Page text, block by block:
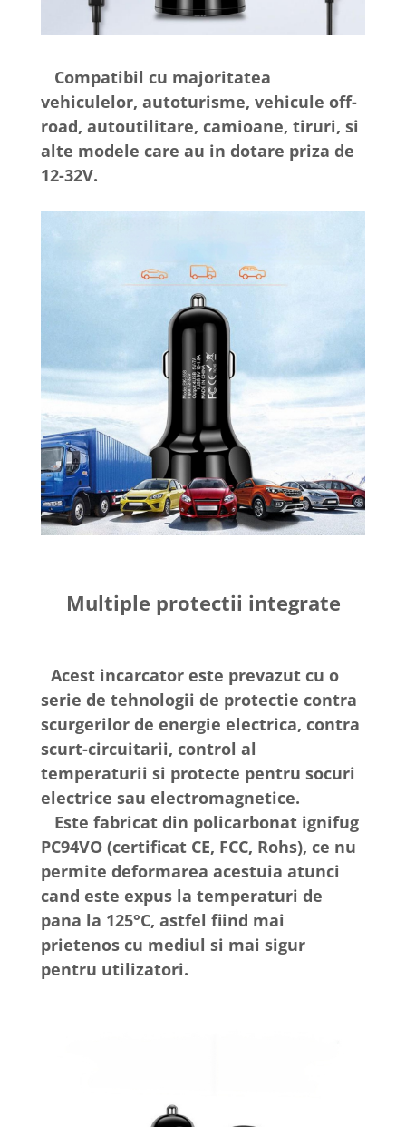
Compatibil cu majoritatea
vehiculelor, autoturisme, vehicule off-
road, autoutilitare, camioane, tiruri, si
alte modele care au in dotare priza de
12-32V.
Multiple protectii integrate
Acest incarcator este prevazut cu o
serie de tehnologii de protectie contra
scurgerilor de energie electrica, contra
scurt-circuitarii, control al
temperaturii si protecte pentru socuri
electrice sau electromagnetice.
Este fabricat din policarbonat ignifug
PC94VO (certificat CE, FCC, Rohs), ce nu
permite deformarea acestuia atunci
cand este expus la temperaturi de
pana la 125°C, astfel fiind mai
prietenos cu mediul si mai sigur
pentru utilizatori.